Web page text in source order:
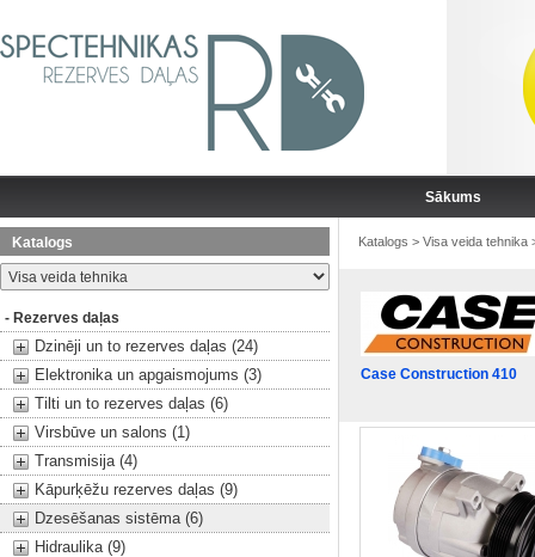
Sākums
Katalogs
- Rezerves daļas
Dzinēji un to rezerves daļas (24)
Elektronika un apgaismojums (3)
Tilti un to rezerves daļas (6)
Virsbūve un salons (1)
Transmisija (4)
Kāpurķēžu rezerves daļas (9)
Dzesēšanas sistēma (6)
Hidraulika (9)
Katalogs > Visa veida tehnika
Case Construction 410